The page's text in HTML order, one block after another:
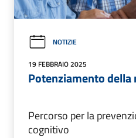
NOTIZIE
19 FEBBRAIO 2025
Potenziamento della
Percorso per la
cognitivo